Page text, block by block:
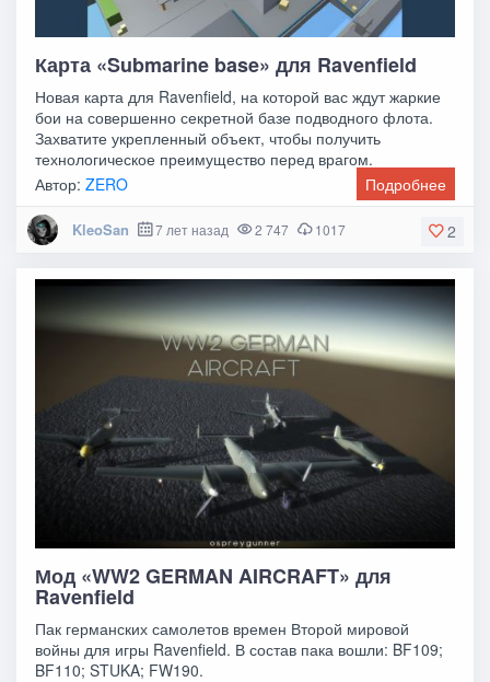
Карта «Submarine base» для Ravenfield
Новая карта для Ravenfield, на которой вас ждут жаркие
бои на совершенно секретной базе подводного флота.
Захватите укрепленный объект, чтобы получить
технологическое преимущество перед врагом.
Автор:ZERO Подробнее
2
KleoSan 7 лет назад 2 747 1017
Мод «WW2 GERMAN AIRCRAFT» для
Ravenfield
Пак германских самолетов времен Второй мировой
войны для игры Ravenfield. В состав пака вошли: BF109;
BF110; STUKA; FW190.